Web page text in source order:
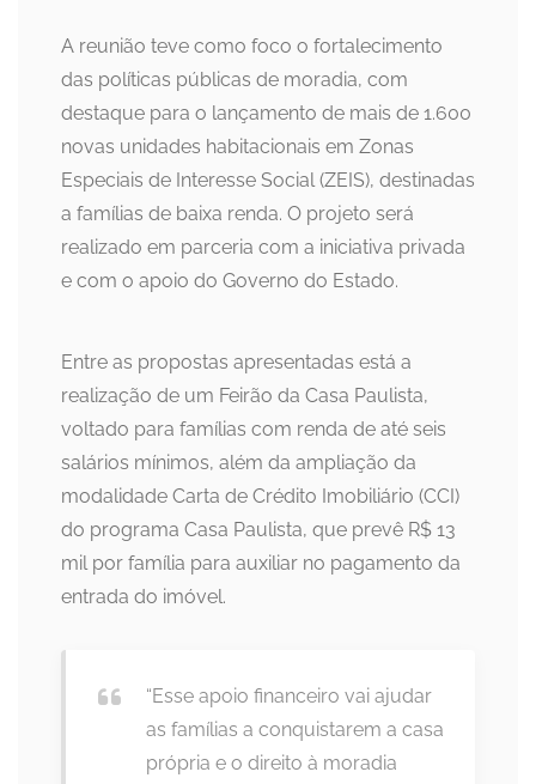
A reunião teve como foco o fortalecimento
das políticas públicas de moradia, com
destaque para o lançamento de mais de 1.600
novas unidades habitacionais em Zonas
Especiais de Interesse Social (ZEIS), destinadas
a famílias de baixa renda. O projeto será
realizado em parceria com a iniciativa privada
e com o apoio do Governo do Estado.
Entre as propostas apresentadas está a
realização de um Feirão da Casa Paulista,
voltado para famílias com renda de até seis
salários mínimos, além da ampliação da
modalidade Carta de Crédito Imobiliário (CCI)
do programa Casa Paulista, que prevê R$ 13
mil por família para auxiliar no pagamento da
entrada do imóvel.
“Esse apoio financeiro vai ajudar
as famílias a conquistarem a casa
própria e o direito à moradia